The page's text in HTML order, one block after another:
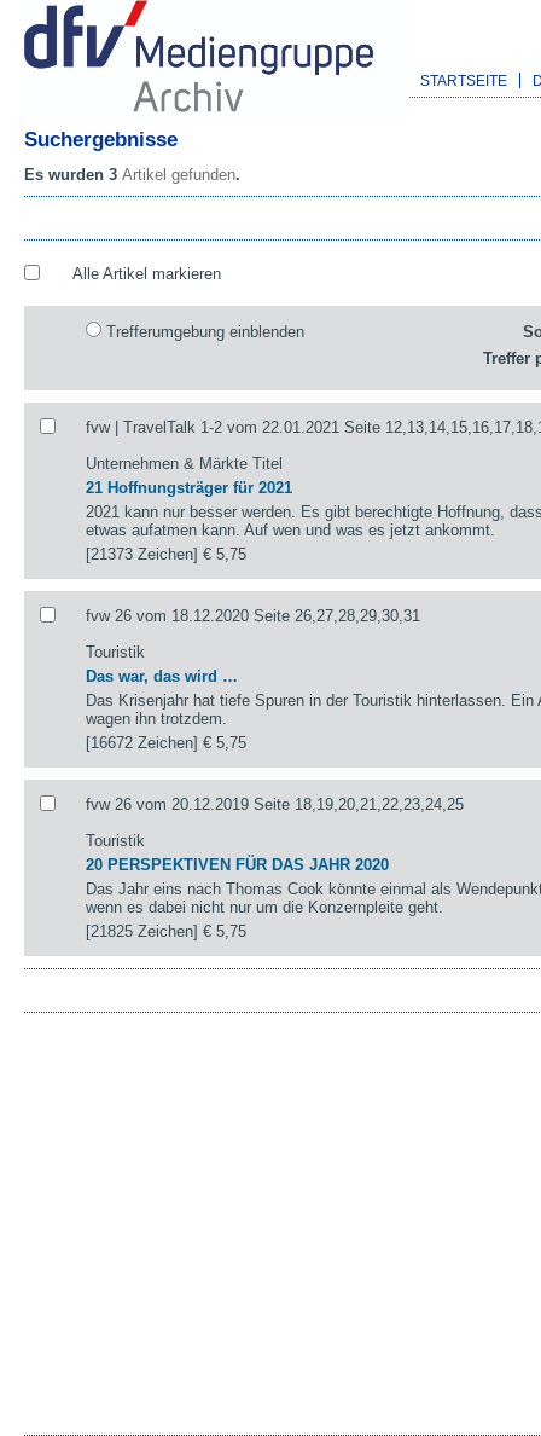
STARTSEITE
Suchergebnisse
Es wurden 3 Artikel gefunden.
Alle Artikel markieren
Trefferumgebung einblenden
Treffer
fvw | TravelTalk 1-2 vom 22.01.2021 Seite
Unternehmen & Märkte Titel
21 Hoffnungsträger für 2021
2021 kann nur besser werden. Es gibt berechtigte Hoffnung,
etwas aufatmen kann. Auf wen und was es jetzt ankommt.
[21373 Zeichen]€ 5,75
fvw 26 vom 18.12.2020 Seite 26,27,28,29,30,31
Touristik
Das war, das wird …
Das Krisenjahr hat tiefe Spuren in der Touristik hinterlassen.
wagen ihn trotzdem.
[16672 Zeichen]€ 5,75
fvw 26 vom 20.12.2019 Seite 18,19,20,21,22,23,24,25
Touristik
20 PERSPEKTIVEN FÜR DAS JAHR 2020
Das Jahr eins nach Thomas Cook könnte einmal als
wenn es dabei nicht nur um die Konzernpleite geht.
[21825 Zeichen]€ 5,75